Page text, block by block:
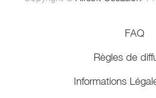
FAQ
Règles de
Informations